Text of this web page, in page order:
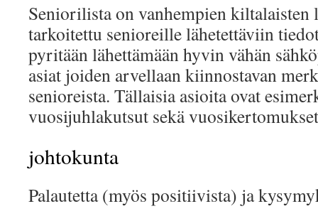
Seniorilista on vanhempien kiltalaisten
tarkoitettu senioreille lähetettäviin
pyritään lähettämään hyvin vähän
asiat joiden arvellaan kiinnostavan
senioreista. Tällaisia asioita ovat
vuosijuhlakutsut sekä
johtokunta
Palautetta (myös positiivista) ja